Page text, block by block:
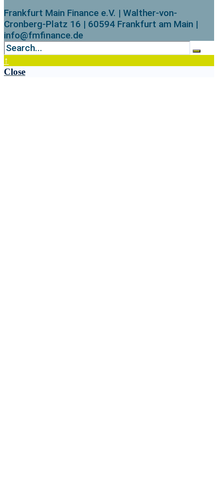
Frankfurt Main Finance e.V. | Walther-von-
Cronberg-Platz 16 | 60594 Frankfurt am Main |
info@fmfinance.de
↑
Close